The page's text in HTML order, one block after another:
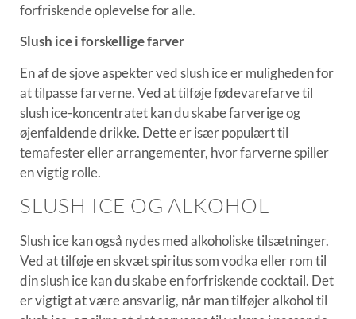
forfriskende oplevelse for alle.
Slush ice i forskellige farver
En af de sjove aspekter ved slush ice er muligheden for
at tilpasse farverne. Ved at tilføje fødevarefarve til
slush ice-koncentratet kan du skabe farverige og
øjenfaldende drikke. Dette er især populært til
temafester eller arrangementer, hvor farverne spiller
en vigtig rolle.
SLUSH ICE OG ALKOHOL
Slush ice kan også nydes med alkoholiske tilsætninger.
Ved at tilføje en skvæt spiritus som vodka eller rom til
din slush ice kan du skabe en forfriskende cocktail. Det
er vigtigt at være ansvarlig, når man tilføjer alkohol til